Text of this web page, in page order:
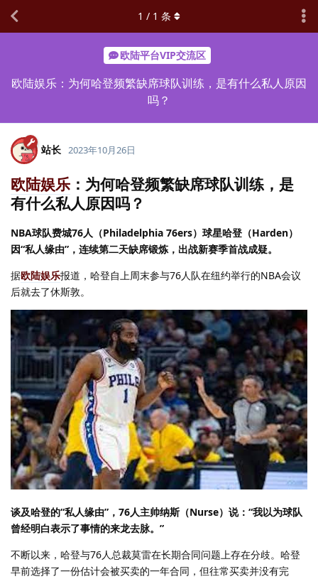
欧陆平台VIP交流区
欧陆娱乐：为何哈登频繁缺席球队训练，是有什么私人原因
吗？
1 / 1 条
站长 2023年10月26日
欧陆娱乐 ：为何哈登频繁缺席球队训练，是
有什么私人原因吗？
NBA球队费城76人（Philadelphia 76ers）球星哈登（Harden）
因“私人缘由”，连续第二天缺席锻炼，出战新赛季首战成疑。
据欧陆娱乐报道，哈登自上周末参与76人队在纽约举行的NBA会议
后就去了休斯敦。
谈及哈登的“私人缘由”，76人主帅纳斯（Nurse）说：“我以为球队
曾经明白表示了事情的来龙去脉。”
不断以来，哈登与76人总裁莫雷在长期合同问题上存在分歧。哈登
早前选择了一份估计会被买卖的一年合同，但往常买卖并没有完